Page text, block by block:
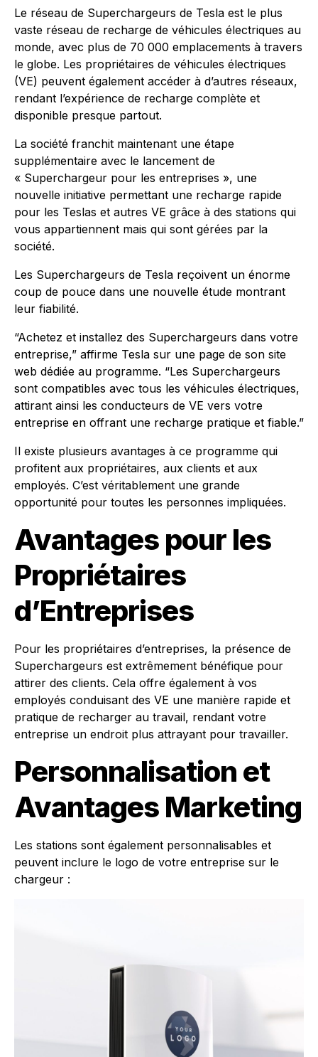
Le réseau de Superchargeurs de Tesla est le plus
vaste réseau de recharge de véhicules électriques au
monde, avec plus de 70 000 emplacements à travers
le globe. Les propriétaires de véhicules électriques
(VE) peuvent également accéder à d’autres réseaux,
rendant l’expérience de recharge complète et
disponible presque partout.
La société franchit maintenant une étape
supplémentaire avec le lancement de
« Superchargeur pour les entreprises », une
nouvelle initiative permettant une recharge rapide
pour les Teslas et autres VE grâce à des stations qui
vous appartiennent mais qui sont gérées par la
société.
Les Superchargeurs de Tesla reçoivent un énorme
coup de pouce dans une nouvelle étude montrant
leur fiabilité.
“Achetez et installez des Superchargeurs dans votre
entreprise,” affirme Tesla sur une page de son site
web dédiée au programme. “Les Superchargeurs
sont compatibles avec tous les véhicules électriques,
attirant ainsi les conducteurs de VE vers votre
entreprise en offrant une recharge pratique et fiable.”
Il existe plusieurs avantages à ce programme qui
profitent aux propriétaires, aux clients et aux
employés. C’est véritablement une grande
opportunité pour toutes les personnes impliquées.
Avantages pour les
Propriétaires
d’Entreprises
Pour les propriétaires d’entreprises, la présence de
Superchargeurs est extrêmement bénéfique pour
attirer des clients. Cela offre également à vos
employés conduisant des VE une manière rapide et
pratique de recharger au travail, rendant votre
entreprise un endroit plus attrayant pour travailler.
Personnalisation et
Avantages Marketing
Les stations sont également personnalisables et
peuvent inclure le logo de votre entreprise sur le
chargeur :